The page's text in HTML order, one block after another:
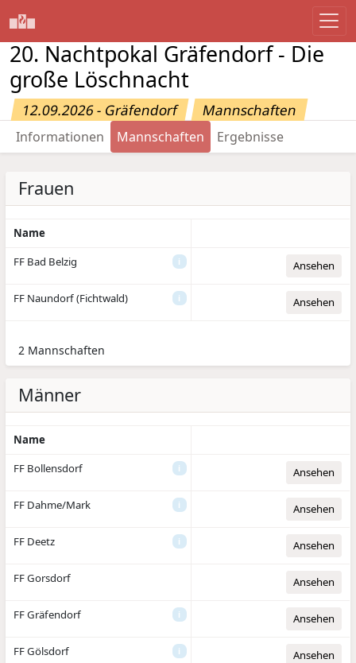
20. Nachtpokal Gräfendorf - Die
große Löschnacht
12.09.2026 - Gräfendorf Mannschaften
Informationen Mannschaften Ergebnisse
Frauen
Name
FF Bad Belzig
i Ansehen
FF Naundorf (Fichtwald) i Ansehen
2 Mannschaften
Männer
Name
FF Bollensdorf
i Ansehen
FF Dahme/Mark i Ansehen
FF Deetz i Ansehen
FF Gorsdorf Ansehen
FF Gräfendorf i Ansehen
FF Gölsdorf i Ansehen